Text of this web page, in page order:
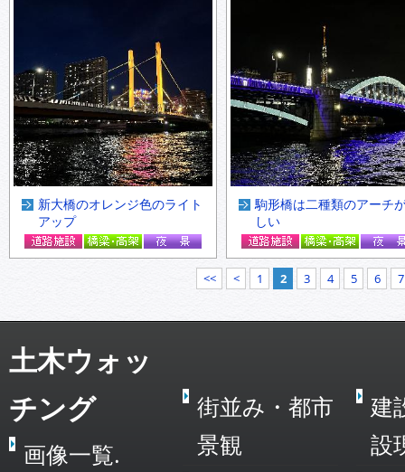
新大橋のオレンジ色のライト
アップ
駒形橋は二種類のアーチ
しい
<< < 1 2 3 4 5 6 7
土木ウォッ
チング
画像一覧.
街並み・都市
景観
建
設